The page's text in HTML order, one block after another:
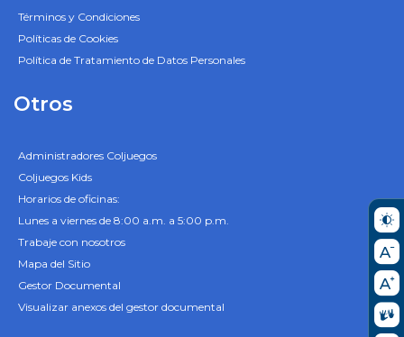
Términos y Condiciones
Políticas de Cookies
Política de Tratamiento de Datos Personales
Otros
Administradores Coljuegos
Coljuegos Kids
Horarios de oficinas:
Lunes a viernes de 8:00 a.m. a 5:00 p.m.
Trabaje con nosotros
Mapa del Sitio
Gestor Documental
Visualizar anexos del gestor documental